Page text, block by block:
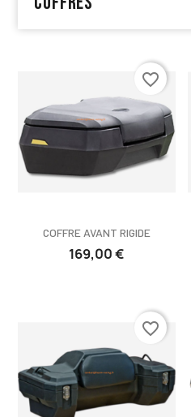
COFFRE AVANT RIGIDE
169,00 €
favorite_border
favorite_border